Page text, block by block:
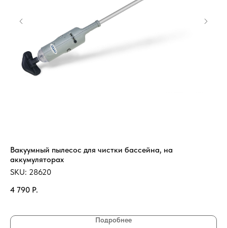
Вакуумный пылесос для чистки бассейна, на
аккумуляторах
SKU: 28620
4 790 Р.
Подробнее